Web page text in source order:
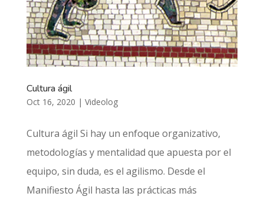
Cultura ágil
Oct 16, 2020 | Videolog
Cultura ágil Si hay un enfoque organizativo,
metodologías y mentalidad que apuesta por el
equipo, sin duda, es el agilismo. Desde el
Manifiesto Ágil hasta las prácticas más